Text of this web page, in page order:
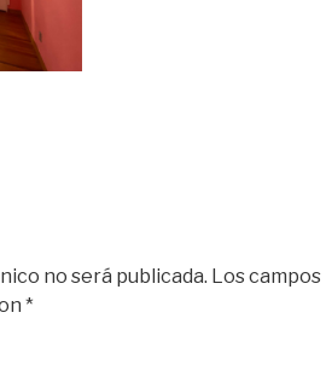
no será publicada. Los campos
*